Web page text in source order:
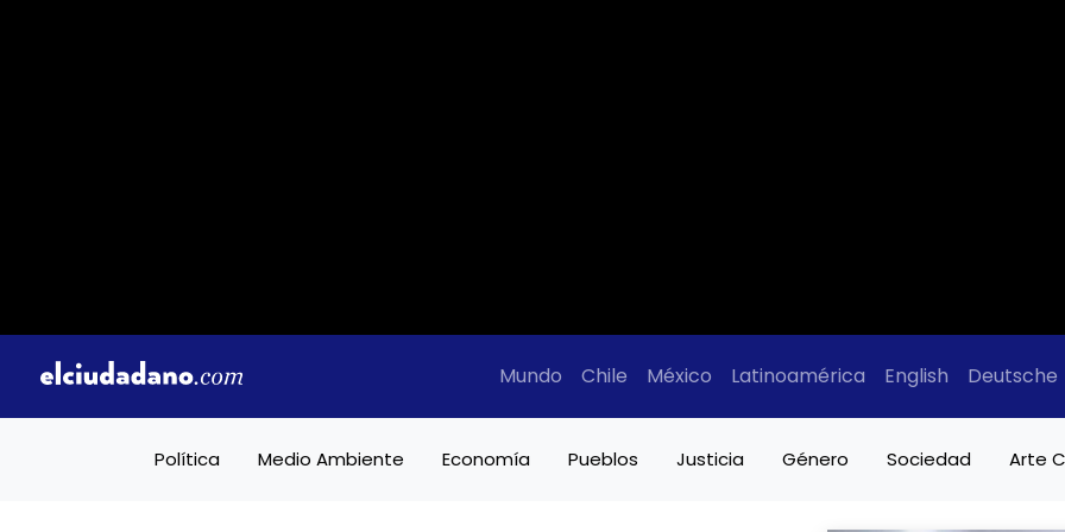
Mundo Chile México Latinoamérica English Deutsche
Política Medio Ambiente Economía Pueblos Justicia Género Sociedad Arte